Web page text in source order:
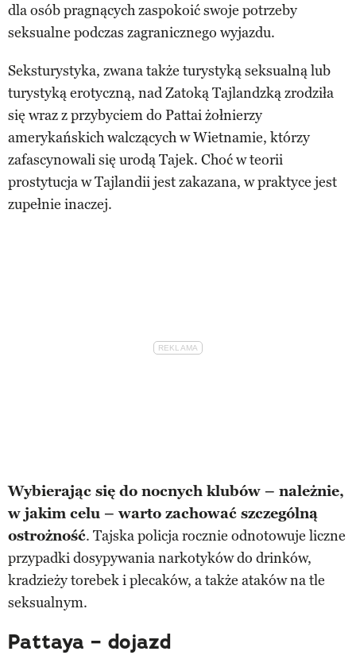
dla osób pragnących zaspokoić swoje potrzeby
seksualne podczas zagranicznego wyjazdu.
Seksturystyka, zwana także turystyką seksualną lub
turystyką erotyczną, nad Zatoką Tajlandzką zrodziła
się wraz z przybyciem do Pattai żołnierzy
amerykańskich walczących w Wietnamie, którzy
zafascynowali się urodą Tajek. Choć w teorii
prostytucja w Tajlandii jest zakazana, w praktyce jest
zupełnie inaczej.
Wybierając się do nocnych klubów – należnie,
w jakim celu – warto zachować szczególną
ostrożność. Tajska policja rocznie odnotowuje liczne
przypadki dosypywania narkotyków do drinków,
kradzieży torebek i plecaków, a także ataków na tle
seksualnym.
Pattaya – dojazd